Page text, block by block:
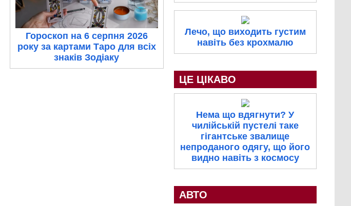
Гороскоп на 6 серпня 2026
року за картами Таро для всіх
знаків Зодіаку
Лечо, що виходить густим
навіть без крохмалю
ЦЕ ЦІКАВО
Нема що вдягнути? У
чилійській пустелі таке
гігантське звалище
непроданого одягу, що його
видно навіть з космосу
АВТО